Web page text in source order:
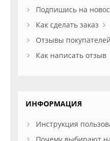
Подпишись на
Как сделать заказ
Отзывы покупателей
Как написать отзыв
ИНФОРМАЦИЯ
Инструкция